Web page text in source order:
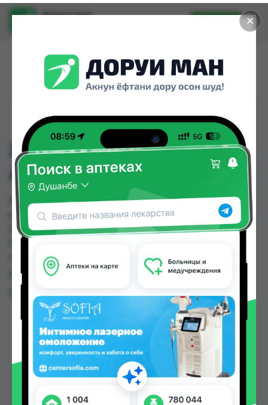
✕
Доруи ман
Установить
ЖИДКОЕ МЫЛО С
АР.МАНГО 500 МЛ
ЖИДКОЕ МЫЛО С АР.МАНГО 500 МЛ можно
купить или заказать в аптеках, Саховати
Истаравшан, GS Дорухона, Авиценна, Аптека
по цене от 8.00 TJS до 34.00 TJS в Душанбе и
других городах Таджикистана